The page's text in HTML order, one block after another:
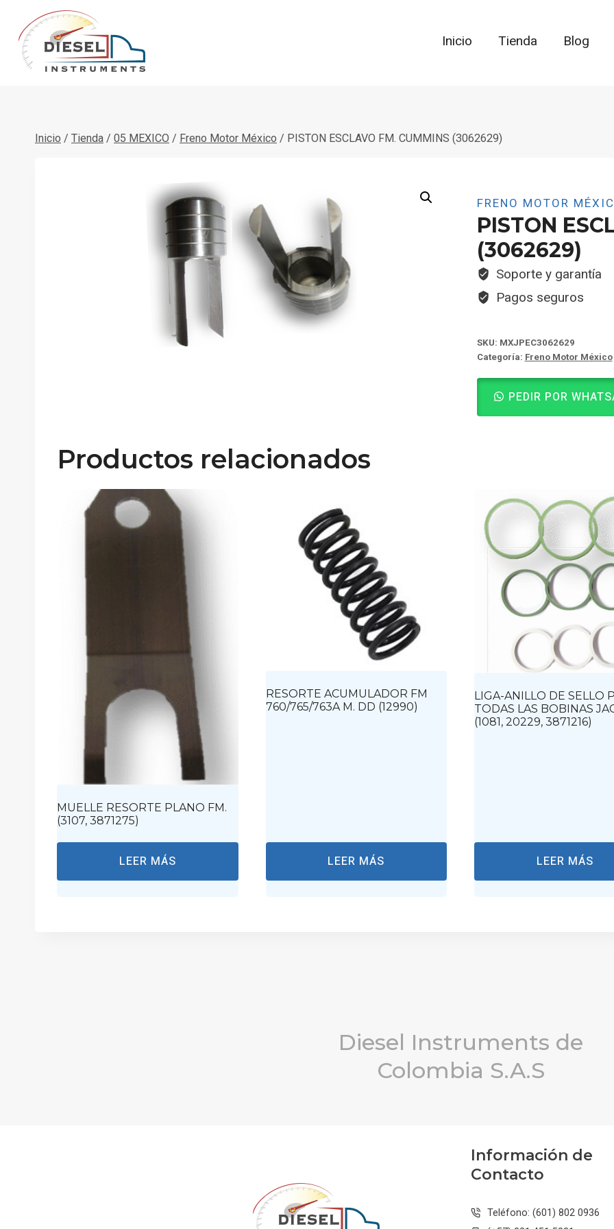
contenido
Inicio Tienda Blog
Inicio / Tienda / 05 MEXICO / Freno Motor México / PISTON ESCLAVO FM. CUMMINS (3062629)
FRENO MOTOR
PISTON
(3062629)
Soporte y garantía
Pagos seguros
SKU: MXJPEC3062629
Categoría: Freno Motor México
PEDIR POR
Productos relacionados
MUELLE RESORTE PLANO FM.
(3107, 3871275)
LEER MÁS
RESORTE ACUMULADOR FM
760/765/763A M. DD (12990)
LEER MÁS
LIGA-ANILLO DE SELLO
TODAS LAS BOBINAS
(1081, 20229, 3871216)
LEER MÁS
Diesel Instruments de
Colombia S.A.S
Información de
Contacto
Teléfono: (601) 802 0936